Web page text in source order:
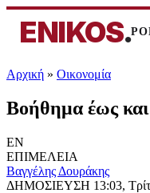
ENIKOS.
Αρχική » Oικονομία
Βοήθημα έως και
EN
ΕΠΙΜΕΛΕΙΑ
Βαγγέλης Δουράκης
ΔΗΜΟΣΙΕΥΣΗ 13:03,